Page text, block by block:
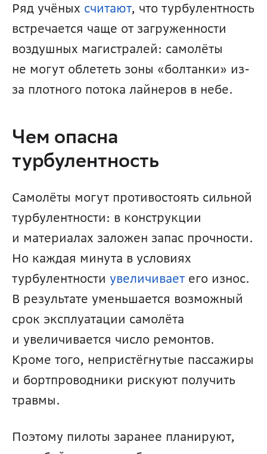
Ряд учёных считают, что турбулентность
встречается чаще от загруженности
воздушных магистралей: самолёты
не могут облететь зоны «болтанки» из-
за плотного потока лайнеров в небе.
Чем опасна
турбулентность
Самолёты могут противостоять сильной
турбулентности: в конструкции
и материалах заложен запас прочности.
Но каждая минута в условиях
турбулентности увеличивает его износ.
В результате уменьшается возможный
срок эксплуатации самолёта
и увеличивается число ремонтов.
Кроме того, непристёгнутые пассажиры
и бортпроводники рискуют получить
травмы.
Поэтому пилоты заранее планируют,